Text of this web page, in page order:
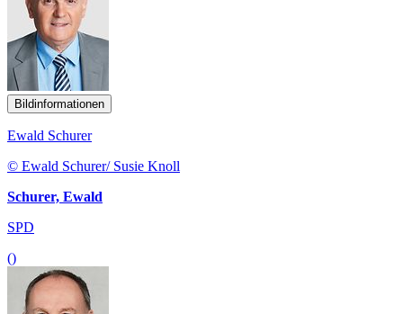
Bildinformationen
Ewald Schurer
© Ewald Schurer/ Susie Knoll
Schurer, Ewald
SPD
()